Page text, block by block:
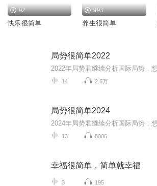
92
快乐很简单
993
养生很简单
局势很简单2022
14 2.6万
局势很简单2024
13 8006
幸福很简单，简单就幸福
3 195